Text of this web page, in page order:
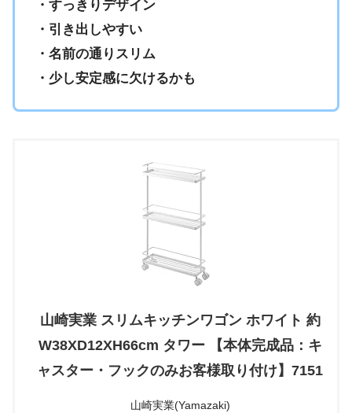
・すっきりデザイン
・引き出しやすい
・名前の通りスリム
・少し安定感に欠けるかも
山崎実業 スリムキッチンワゴン ホワイト 約
W38XD12XH66cm タワー 【本体完成品：キ
ャスター・フックのみお客様取り付け】7151
山崎実業(Yamazaki)